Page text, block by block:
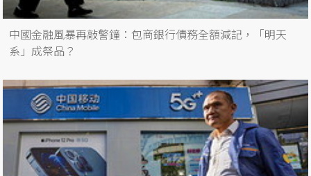
中國金融風暴再敲警鐘：包商銀行債務全額減記，「明天
系」成祭品？